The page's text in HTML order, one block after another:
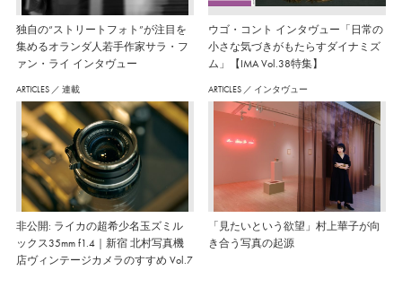
独自の“ストリートフォト”が注目を
集めるオランダ人若手作家サラ・フ
ァン・ライ インタヴュー
ウゴ・コント インタヴュー「日常の
小さな気づきがもたらすダイナミズ
ム」【IMA Vol.38特集】
ARTICLES ／ 連載
非公開: ライカの超希少名玉ズミル
ックス35mm f1.4｜新宿 北村写真機
店ヴィンテージカメラのすすめ Vol.7
ARTICLES ／ インタヴュー
「見たいという欲望」村上華子が向
き合う写真の起源